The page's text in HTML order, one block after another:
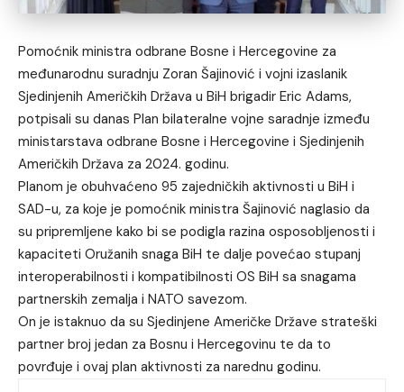
Pomoćnik ministra odbrane Bosne i Hercegovine za
međunarodnu suradnju Zoran Šajinović i vojni izaslanik
Sjedinjenih Američkih Država u BiH brigadir Eric Adams,
potpisali su danas Plan bilateralne vojne saradnje između
ministarstava odbrane Bosne i Hercegovine i Sjedinjenih
Američkih Država za 2024. godinu.
Planom je obuhvaćeno 95 zajedničkih aktivnosti u BiH i
SAD-u, za koje je pomoćnik ministra Šajinović naglasio da
su pripremljene kako bi se podigla razina osposobljenosti i
kapaciteti Oružanih snaga BiH te dalje povećao stupanj
interoperabilnosti i kompatibilnosti OS BiH sa snagama
partnerskih zemalja i NATO savezom.
On je istaknuo da su Sjedinjene Američke Države strateški
partner broj jedan za Bosnu i Hercegovinu te da to
povrđuje i ovaj plan aktivnosti za narednu godinu.